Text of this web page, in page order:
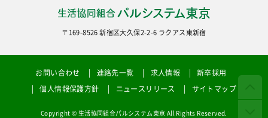
〒169-8526 新宿区大久保2-2-6 ラクアス東新宿
お問い合わせ 連絡先一覧 求人情報
新卒採用
個人情報保護方針
ニュースリリース サイトマップ
Copyright © 生活協同組合パルシステム東京 All Rights Reserved.